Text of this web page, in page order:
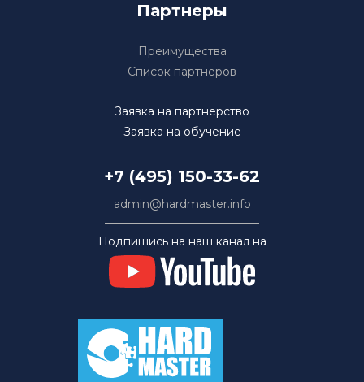
Партнеры
Преимущества
Список партнёров
Заявка на партнерство
Заявка на обучение
+7 (495) 150-33-62
admin@hardmaster.info
Подпишись на наш канал на